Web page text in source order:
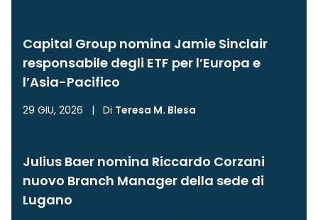
Capital Group nomina Jamie Sinclair
responsabile degli ETF per l’Europa e
l’Asia-Pacifico
29 GIU, 2026 | Di Teresa M. Blesa
Julius Baer nomina Riccardo Corzani
nuovo Branch Manager della sede di
Lugano